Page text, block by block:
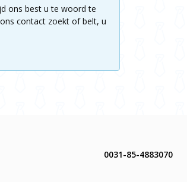
ons best u te woord te
contact zoekt of belt, u
0031-85-4883070